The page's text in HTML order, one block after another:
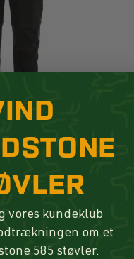
vores kundeklub
om et
585 støvler.